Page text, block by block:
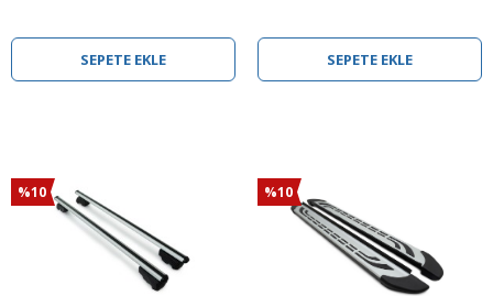
SEPETE EKLE SEPETE EKLE
%10 %10